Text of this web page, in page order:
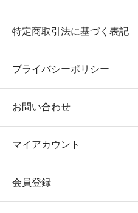
特定商取引法に基づく表記
プライバシーポリシー
お問い合わせ
マイアカウント
会員登録